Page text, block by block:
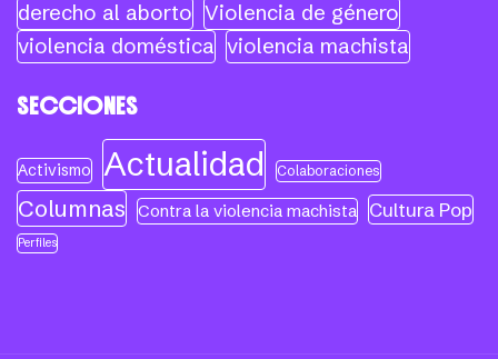
derecho al aborto Violencia de género
violencia doméstica violencia machista
SECCIONES
Activismo Actualidad Colaboraciones
Columnas Contra la violencia machista Cultura Pop
Perfiles